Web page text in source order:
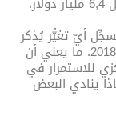
أيّ تغيُّر يُذكر
خلال سنة كاملة ، من أيلول 2017 الى أيلول 2018. ما يعني أن
للاستمرار في
ينادي البعض